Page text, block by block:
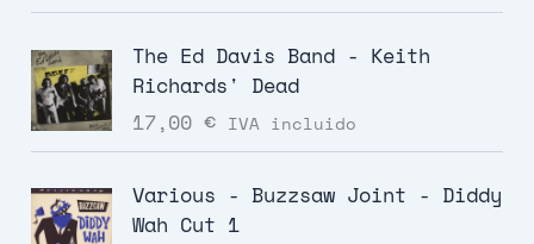
The Ed Davis Band - Keith
Richards' Dead
17,00€ IVA incluido
Various - Buzzsaw Joint - Diddy
Wah Cut 1